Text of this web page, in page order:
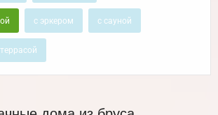
с эркером с сауной